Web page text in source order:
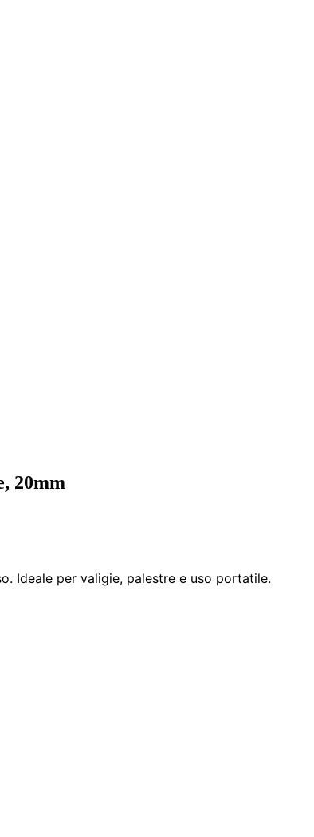
20mm
Ideale per valigie, palestre e uso portatile.